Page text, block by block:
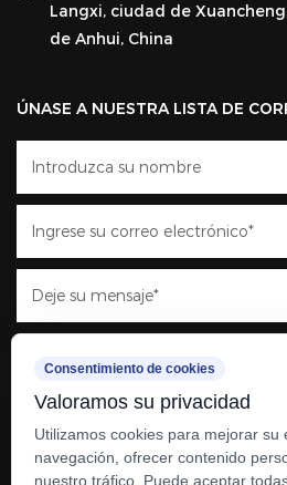
Langxi, ciudad de
de Anhui, China
ÚNASE A NUESTRA LISTA DE
Consentimiento de cookies
Valoramos su privacidad
Utilizamos cookies para mejorar su
navegación, ofrecer contenido
nuestro tráfico. Puede aceptar